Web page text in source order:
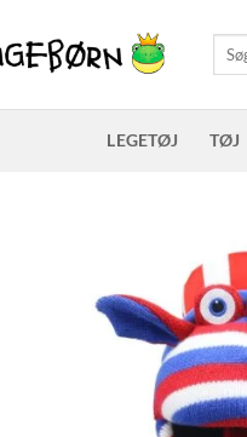
Søg
efter:
LEGETØJ TØJ